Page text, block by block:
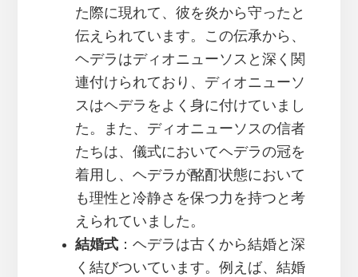
た際に現れて、彼を炎から守ったと
伝えられています。この伝承から、
ヘデラはディオニューソスと深く関
連付けられており、ディオニューソ
スはヘデラをよく身に付けていまし
た。また、ディオニューソスの信者
たちは、儀式においてヘデラの冠を
着用し、ヘデラが酩酊状態において
も理性と冷静さを保つ力を持つと考
えられていました。
結婚式：ヘデラは古くから結婚と深
く結びついています。例えば、結婚